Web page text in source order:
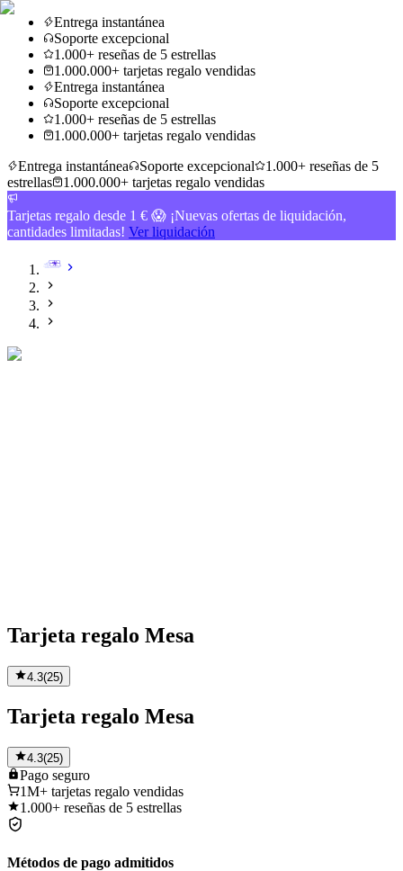
Entrega instantánea
Soporte excepcional
1.000+ reseñas de 5 estrellas
1.000.000+ tarjetas regalo vendidas
Entrega instantánea
Soporte excepcional
1.000+ reseñas de 5 estrellas
1.000.000+ tarjetas regalo vendidas
Entrega instantánea
Soporte excepcional
1.000+ reseñas de 5
estrellas
1.000.000+ tarjetas regalo vendidas
Tarjetas regalo desde 1 € 😱 ¡Nuevas ofertas de liquidación,
cantidades limitadas! Ver liquidación
Tarjeta regalo Mesa
4.3(25)
Tarjeta regalo Mesa
4.3(25)
Pago seguro
1M+ tarjetas regalo vendidas
1.000+ reseñas de 5 estrellas
Métodos de pago admitidos